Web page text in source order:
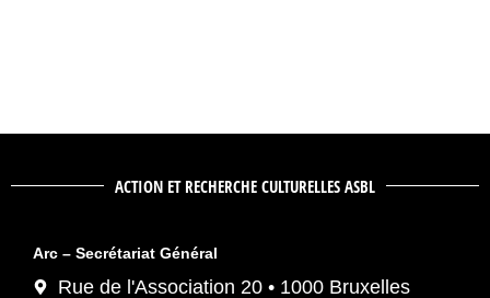
ACTION ET RECHERCHE CULTURELLES ASBL
Arc – Secrétariat Général
Rue de l'Association 20 • 1000 Bruxelles